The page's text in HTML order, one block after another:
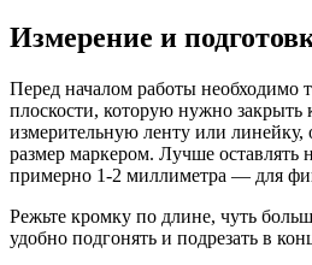
Измерение и
Перед началом работы необходимо
плоскости, которую нужно закрыть
измерительную ленту или линейку,
размер маркером. Лучше оставлять
примерно 1-2 миллиметра — для
Режьте кромку по длине, чуть
удобно подгонять и подрезать в